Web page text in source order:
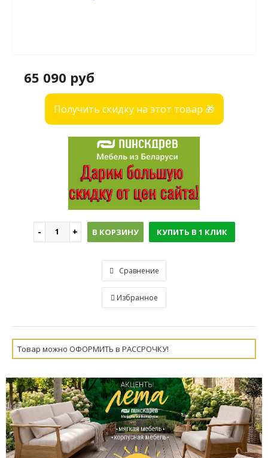
65 090 руб
Получить скидку на этот товар 🎁
В КОРЗИНУ КУПИТЬ В 1 КЛИК
Сравнение
Избранное
Товар можно ОФОРМИТЬ в РАССРОЧКУ!